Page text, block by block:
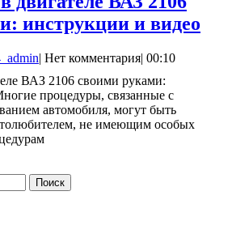
инструкции и видео
vsc4x4_admin
| Нет комментария| 00:10
процедуры, связанные с
автомобиля, могут быть
не имеющим особых